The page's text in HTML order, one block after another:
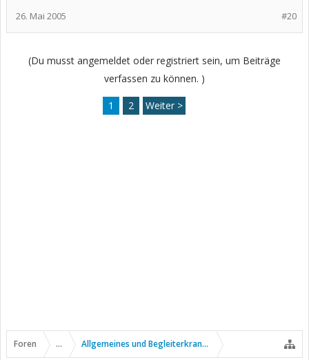
#20
26. Mai 2005
(Du musst angemeldet oder registriert sein, um Beiträge
verfassen zu können. )
1 2 Weiter >
Foren ... Allgemeines und Begleiterkrankungen